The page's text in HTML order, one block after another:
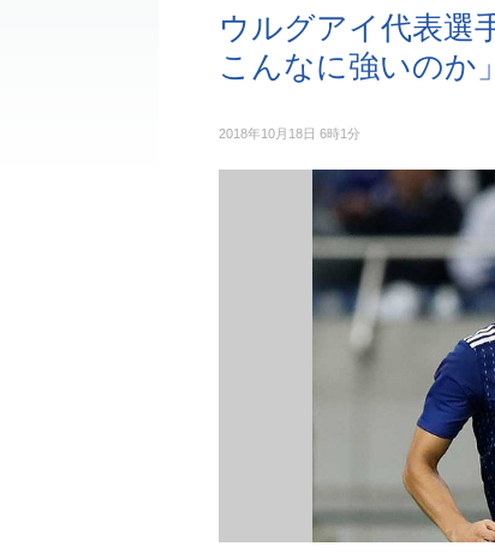
ウルグアイ代表選
こんなに強いのか」
2018年10月18日 6時1分